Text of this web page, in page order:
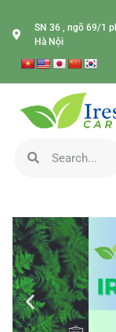
SN 36 , ngõ 69/1
Hà Nội